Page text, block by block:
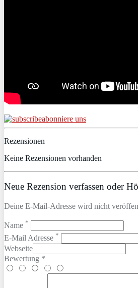
abonniere uns
Rezensionen
Keine Rezensionen vorhanden
Neue Rezension verfassen oder
Deine E-Mail-Adresse wird nicht
Name *
E-Mail Adresse *
Webseite
Bewertung *